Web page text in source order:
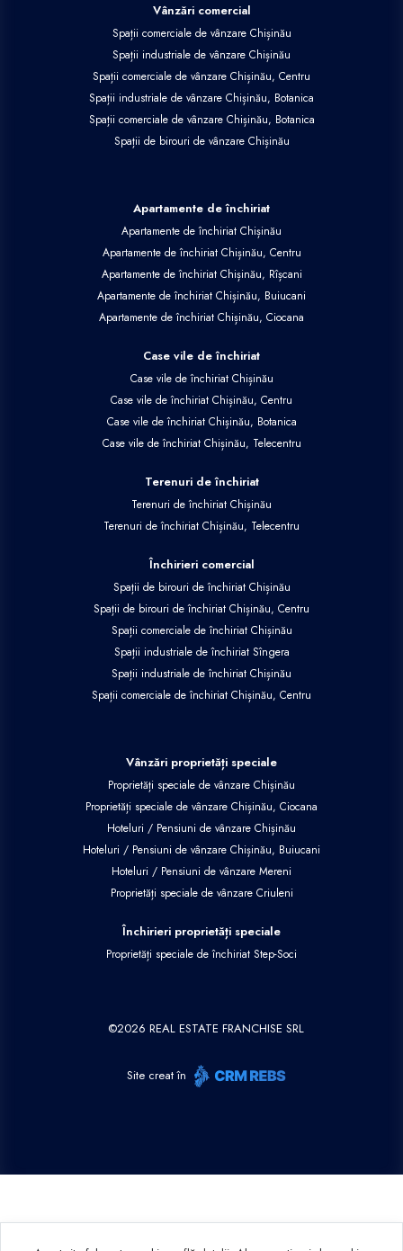
Vânzări comercial
Spații comerciale de vânzare Chișinău
Spații industriale de vânzare Chișinău
Spații comerciale de vânzare Chișinău, Centru
Spații industriale de vânzare Chișinău, Botanica
Spații comerciale de vânzare Chișinău, Botanica
Spații de birouri de vânzare Chișinău
Apartamente de închiriat
Apartamente de închiriat Chișinău
Apartamente de închiriat Chișinău, Centru
Apartamente de închiriat Chișinău, Rîșcani
Apartamente de închiriat Chișinău, Buiucani
Apartamente de închiriat Chișinău, Ciocana
Case vile de închiriat
Case vile de închiriat Chișinău
Case vile de închiriat Chișinău, Centru
Case vile de închiriat Chișinău, Botanica
Case vile de închiriat Chișinău, Telecentru
Terenuri de închiriat
Terenuri de închiriat Chișinău
Terenuri de închiriat Chișinău, Telecentru
Închirieri comercial
Spații de birouri de închiriat Chișinău
Spații de birouri de închiriat Chișinău, Centru
Spații comerciale de închiriat Chișinău
Spații industriale de închiriat Sîngera
Spații industriale de închiriat Chișinău
Spații comerciale de închiriat Chișinău, Centru
Vânzări proprietăți speciale
Proprietăți speciale de vânzare Chișinău
Proprietăți speciale de vânzare Chișinău, Ciocana
Hoteluri / Pensiuni de vânzare Chișinău
Hoteluri / Pensiuni de vânzare Chișinău, Buiucani
Hoteluri / Pensiuni de vânzare Mereni
Proprietăți speciale de vânzare Criuleni
Închirieri proprietăți speciale
Proprietăți speciale de închiriat Step-Soci
©2026 REAL ESTATE FRANCHISE SRL
Site creat în